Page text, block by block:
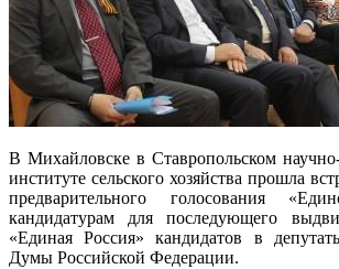
В Михайловске в Ставропольском научно-
институте сельского хозяйства прошла
предварительного голосования
кандидатурам для последующего
«Единая Россия» кандидатов в
Думы Российской Федерации.